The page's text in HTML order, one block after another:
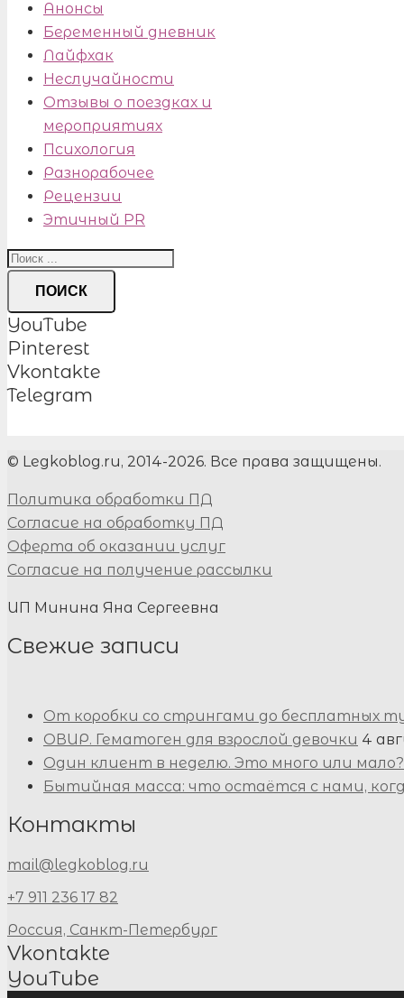
Анонсы
Беременный дневник
Лайфхак
Неслучайности
Отзывы о поездках и
мероприятиях
Психология
Разнорабочее
Рецензии
Этичный PR
ПОИСК
YouTube
Pinterest
Vkontakte
Telegram
© Legkoblog.ru, 2014-2026. Все права защищены.
Политика обработки ПД
Согласие на обработку ПД
Оферта об оказании услуг
Согласие на получение рассылки
ИП Минина Яна Сергеевна
Свежие записи
От коробки со стрингами до бесплатных
ОВИР. Гематоген для взрослой девочки 4
Один клиент в неделю. Это много или мало?
Бытийная масса: что остаётся с нами,
Контакты
mail@legkoblog.ru
+7 911 236 17 82
Россия, Санкт-Петербург
Vkontakte
YouTube